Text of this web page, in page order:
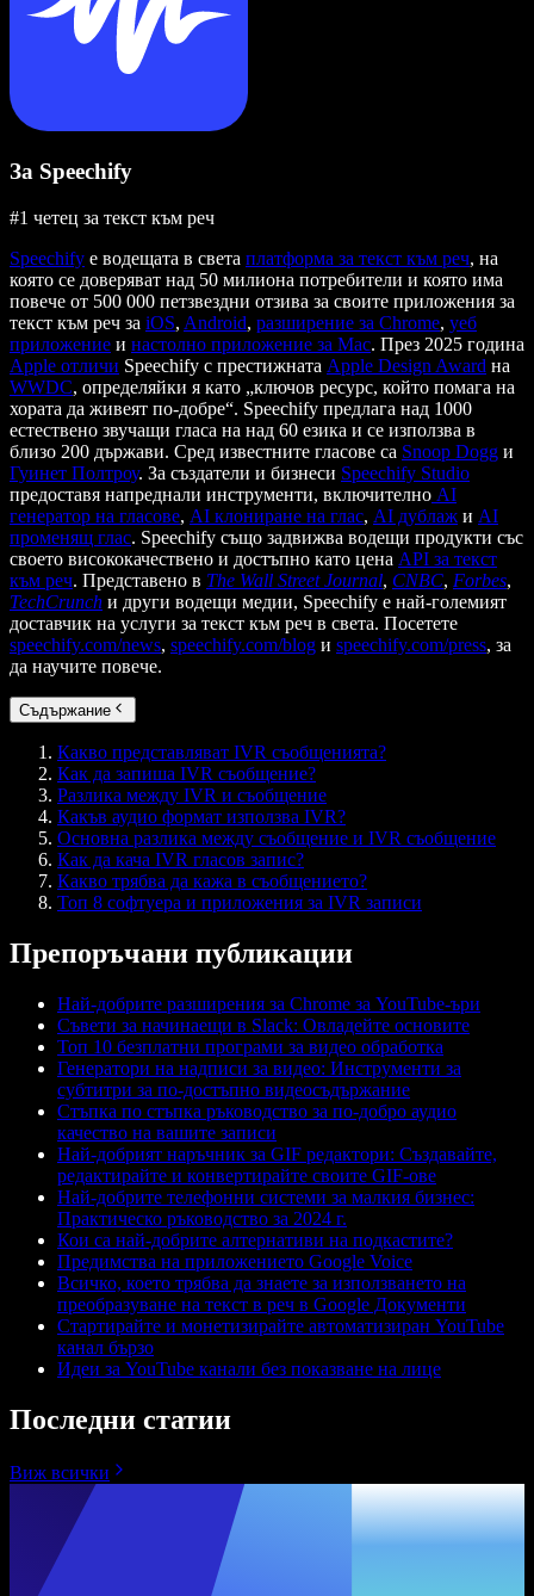
За Speechify
#1 четец за текст към реч
Speechify е водещата в света платформа за текст към реч, на
която се доверяват над 50 милиона потребители и която има
повече от 500 000 петзвездни отзива за своите приложения за
текст към реч за iOS, Android, разширение за Chrome, уеб
приложение и настолно приложение за Mac. През 2025 година
Apple отличи Speechify с престижната Apple Design Award на
WWDC, определяйки я като „ключов ресурс, който помага на
хората да живеят по-добре“. Speechify предлага над 1000
естествено звучащи гласа на над 60 езика и се използва в
близо 200 държави. Сред известните гласове са Snoop Dogg и
Гуинет Полтроу. За създатели и бизнеси Speechify Studio
предоставя напреднали инструменти, включително AI
генератор на гласове, AI клониране на глас, AI дублаж и AI
променящ глас. Speechify също задвижва водещи продукти със
своето висококачествено и достъпно като цена API за текст
към реч. Представено в The Wall Street Journal, CNBC, Forbes,
TechCrunch и други водещи медии, Speechify е най-големият
доставчик на услуги за текст към реч в света. Посетете
speechify.com/news, speechify.com/blog и speechify.com/press, за
да научите повече.
Съдържание
Какво представляват IVR съобщенията?
Как да запиша IVR съобщение?
Разлика между IVR и съобщение
Какъв аудио формат използва IVR?
Основна разлика между съобщение и IVR съобщение
Как да кача IVR гласов запис?
Какво трябва да кажа в съобщението?
Топ 8 софтуера и приложения за IVR записи
Препоръчани публикации
Най-добрите разширения за Chrome за YouTube-ъри
Съвети за начинаещи в Slack: Овладейте основите
Топ 10 безплатни програми за видео обработка
Генератори на надписи за видео: Инструменти за
субтитри за по-достъпно видеосъдържание
Стъпка по стъпка ръководство за по-добро аудио
качество на вашите записи
Най-добрият наръчник за GIF редактори: Създавайте,
редактирайте и конвертирайте своите GIF-ове
Най-добрите телефонни системи за малкия бизнес:
Практическо ръководство за 2024 г.
Кои са най-добрите алтернативи на подкастите?
Предимства на приложението Google Voice
Всичко, което трябва да знаете за използването на
преобразуване на текст в реч в Google Документи
Стартирайте и монетизирайте автоматизиран YouTube
канал бързо
Идеи за YouTube канали без показване на лице
Последни статии
Виж всички